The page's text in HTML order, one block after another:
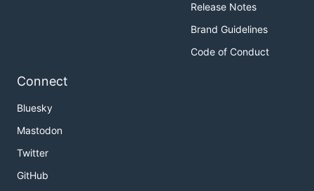
Release Notes
Brand Guidelines
Code of Conduct
Connect
Bluesky
Mastodon
Twitter
GitHub